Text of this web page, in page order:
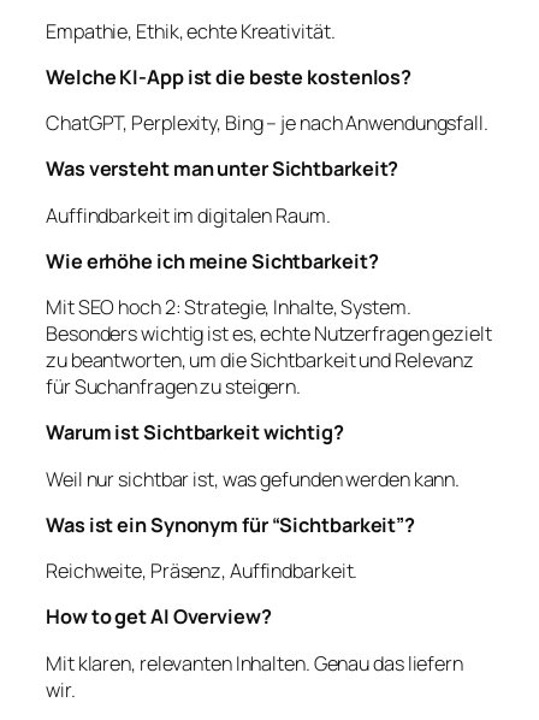
Empathie, Ethik, echte Kreativität.
Welche KI-App ist die beste kostenlos?
ChatGPT, Perplexity, Bing – je nach Anwendungsfall.
Was versteht man unter Sichtbarkeit?
Auffindbarkeit im digitalen Raum.
Wie erhöhe ich meine Sichtbarkeit?
Mit SEO hoch 2: Strategie, Inhalte, System.
Besonders wichtig ist es, echte Nutzerfragen gezielt
zu beantworten, um die Sichtbarkeit und Relevanz
für Suchanfragen zu steigern.
Warum ist Sichtbarkeit wichtig?
Weil nur sichtbar ist, was gefunden werden kann.
Was ist ein Synonym für “Sichtbarkeit”?
Reichweite, Präsenz, Auffindbarkeit.
How to get AI Overview?
Mit klaren, relevanten Inhalten. Genau das liefern
wir.